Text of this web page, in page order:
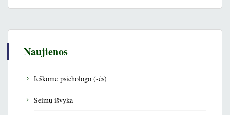
Naujienos
Ieškome psichologo (-ės)
Šeimų išvyka